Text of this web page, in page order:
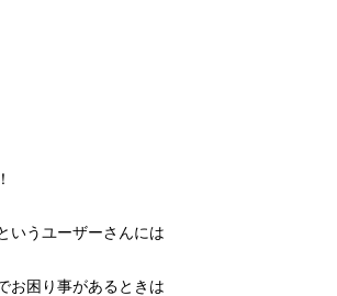
いうユーザーさんには
お困り事があるときは